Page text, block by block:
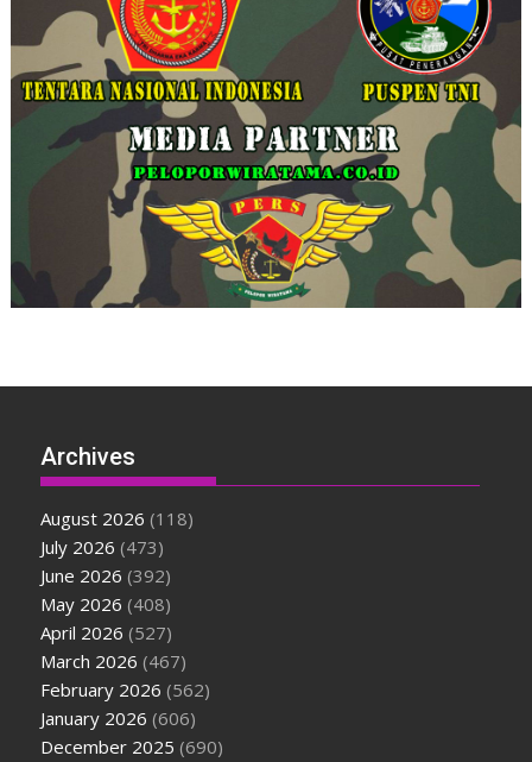
Archives
August 2026 (118)
July 2026 (473)
June 2026 (392)
May 2026 (408)
April 2026 (527)
March 2026 (467)
February 2026 (562)
January 2026 (606)
December 2025 (690)